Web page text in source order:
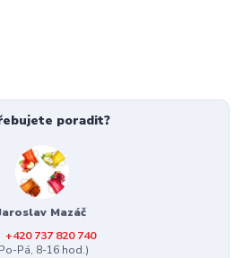
poradit?
Mazáč
+420 737 820 740
Pá, 8-16 hod.)